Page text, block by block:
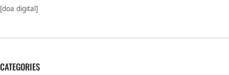
[doa digital]
CATEGORIES